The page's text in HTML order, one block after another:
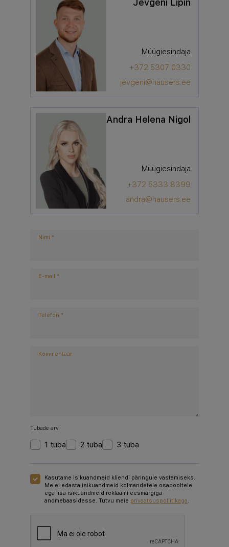
Jevgeni Lipin
Müügiesindaja
+372 5307 0330
jevgeni@hausers.ee
Andra Helena Nigol
Müügiesindaja
+372 5333 8399
andra@hausers.ee
Nimi *
E-mail *
Telefon *
Kommentaar
Tubade arv
1 tuba 2 tuba 3 tuba
Kasutame isikuandmeid kliendi päringule vastamiseks.
Me ei edasta isikuandmeid kolmandetele osapooltele
ega lisa isikuandmeid reklaami eesmärgiga
andmebaasidesse. Tutvu meie privaatsuspoliitikaga.